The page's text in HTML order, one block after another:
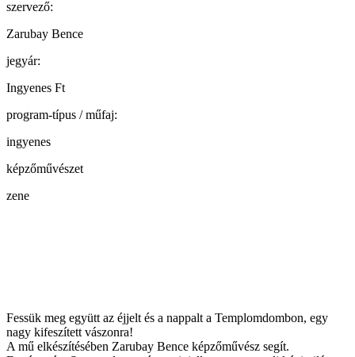
szervező:
Zarubay Bence
jegyár:
Ingyenes Ft
program-típus / műfaj:
ingyenes
képzőművészet
zene
Fessük meg együtt az éjjelt és a nappalt a Templomdombon, egy
nagy kifeszített vászonra!
A mű elkészítésében Zarubay Bence képzőművész segít.